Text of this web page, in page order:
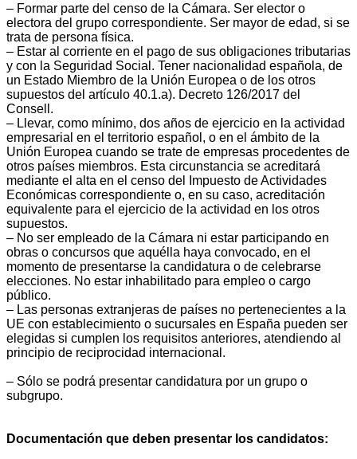
– Formar parte del censo de la Cámara. Ser elector o
electora del grupo correspondiente. Ser mayor de edad, si se
trata de persona física.
– Estar al corriente en el pago de sus obligaciones tributarias
y con la Seguridad Social. Tener nacionalidad española, de
un Estado Miembro de la Unión Europea o de los otros
supuestos del artículo 40.1.a). Decreto 126/2017 del
Consell.
– Llevar, como mínimo, dos años de ejercicio en la actividad
empresarial en el territorio español, o en el ámbito de la
Unión Europea cuando se trate de empresas procedentes de
otros países miembros. Esta circunstancia se acreditará
mediante el alta en el censo del Impuesto de Actividades
Económicas correspondiente o, en su caso, acreditación
equivalente para el ejercicio de la actividad en los otros
supuestos.
– No ser empleado de la Cámara ni estar participando en
obras o concursos que aquélla haya convocado, en el
momento de presentarse la candidatura o de celebrarse
elecciones. No estar inhabilitado para empleo o cargo
público.
– Las personas extranjeras de países no pertenecientes a la
UE con establecimiento o sucursales en España pueden ser
elegidas si cumplen los requisitos anteriores, atendiendo al
principio de reciprocidad internacional.
– Sólo se podrá presentar candidatura por un grupo o
subgrupo.
Documentación que deben presentar los candidatos: